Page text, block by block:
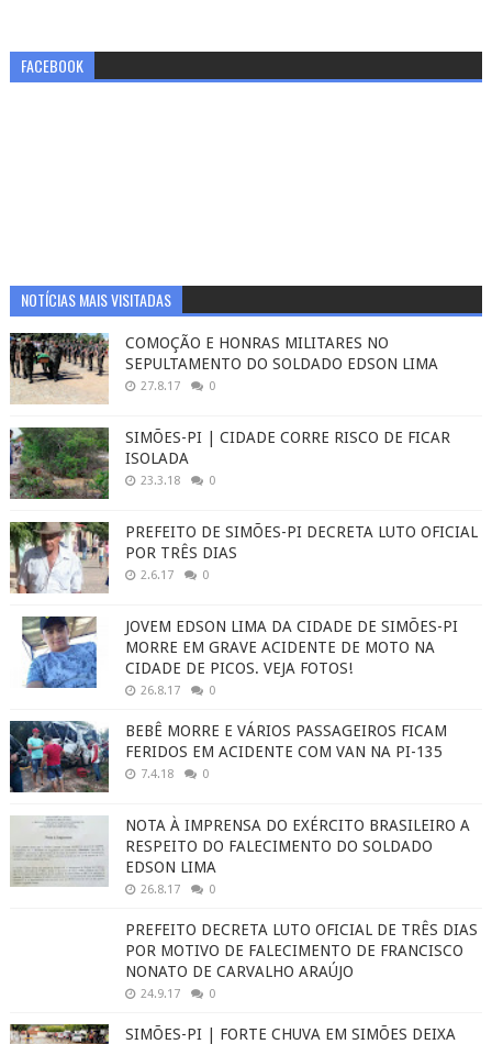
FACEBOOK
NOTÍCIAS MAIS VISITADAS
COMOÇÃO E HONRAS MILITARES NO
SEPULTAMENTO DO SOLDADO EDSON LIMA
27.8.17 0
SIMÕES-PI | CIDADE CORRE RISCO DE FICAR
ISOLADA
23.3.18 0
PREFEITO DE SIMÕES-PI DECRETA LUTO OFICIAL
POR TRÊS DIAS
2.6.17 0
JOVEM EDSON LIMA DA CIDADE DE SIMÕES-PI
MORRE EM GRAVE ACIDENTE DE MOTO NA
CIDADE DE PICOS. VEJA FOTOS!
26.8.17 0
BEBÊ MORRE E VÁRIOS PASSAGEIROS FICAM
FERIDOS EM ACIDENTE COM VAN NA PI-135
7.4.18 0
NOTA À IMPRENSA DO EXÉRCITO BRASILEIRO A
RESPEITO DO FALECIMENTO DO SOLDADO
EDSON LIMA
26.8.17 0
PREFEITO DECRETA LUTO OFICIAL DE TRÊS DIAS
POR MOTIVO DE FALECIMENTO DE FRANCISCO
NONATO DE CARVALHO ARAÚJO
24.9.17 0
SIMÕES-PI | FORTE CHUVA EM SIMÕES DEIXA